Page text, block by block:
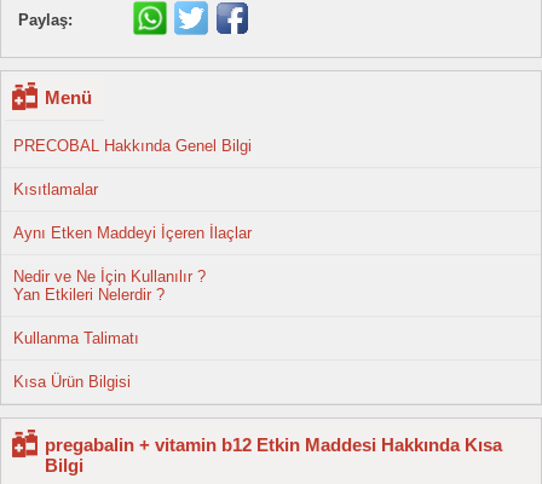
Paylaş:
Menü
PRECOBAL Hakkında Genel Bilgi
Kısıtlamalar
Aynı Etken Maddeyi İçeren İlaçlar
Nedir ve Ne İçin Kullanılır ?
Yan Etkileri Nelerdir ?
Kullanma Talimatı
Kısa Ürün Bilgisi
pregabalin + vitamin b12 Etkin Maddesi Hakkında Kısa
Bilgi